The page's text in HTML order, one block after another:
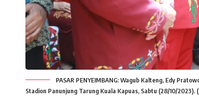
PASAR PENYEIMBANG: Wagub Kalteng, Edy
Stadion Panunjung Tarung Kuala Kapuas, Sabtu (28/10/2023).